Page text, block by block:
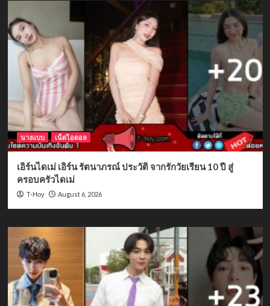
นางแบบ เน็ตไอดอล
เอิร์นไดเม่ เอิร์น รัตนาภรณ์ ประวัติ จากรักวัยเรียน 10 ปี สู่
ครอบครัวไดเม่
T-Hoy August 6, 2026